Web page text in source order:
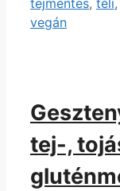
tejmentes, téli,
vegán
tej-,